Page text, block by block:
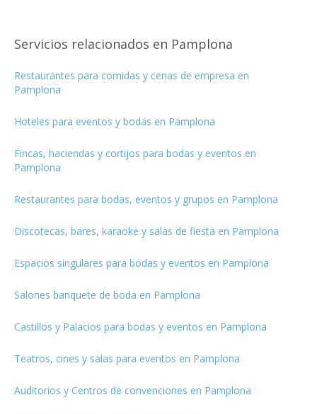
Servicios relacionados en Pamplona
Restaurantes para comidas y cenas de empresa en
Pamplona
Hoteles para eventos y bodas en Pamplona
Fincas, haciendas y cortijos para bodas y eventos en
Pamplona
Restaurantes para bodas, eventos y grupos en Pamplona
Discotecas, bares, karaoke y salas de fiesta en Pamplona
Espacios singulares para bodas y eventos en Pamplona
Salones banquete de boda en Pamplona
Castillos y Palacios para bodas y eventos en Pamplona
Teatros, cines y salas para eventos en Pamplona
Auditorios y Centros de convenciones en Pamplona